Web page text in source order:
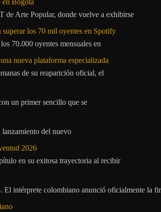
Bogotá
Arte Popular, donde vuelve a exhibirse
los 70 mil oyentes en Spotify
70.000 oyentes mensuales en
nueva plataforma especializada
de su reaparición oficial, el
un primer sencillo que se
del nuevo
2026
en su exitosa trayectoria al recibir
intérprete colombiano anunció oficialmente la